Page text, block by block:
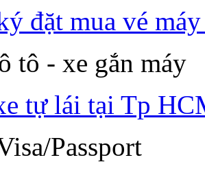
đặt mua vé
tô - xe gắn máy
tự lái tại Tp
Passport